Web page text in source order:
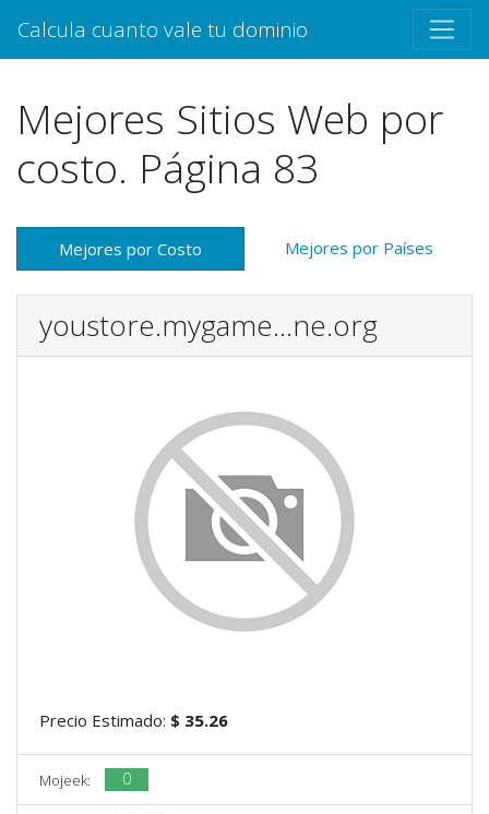
Calcula cuanto vale tu dominio
Mejores Sitios Web por
costo. Página 83
Mejores por Costo Mejores por Países
youstore.mygame...ne.org
Precio Estimado: $ 35.26
Mojeek: 0